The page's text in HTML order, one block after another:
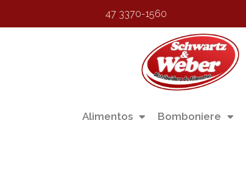
47 3370-1560
Alimentos Bomboniere